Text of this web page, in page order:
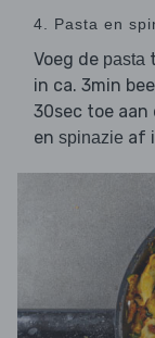
4. Pasta en
Voeg de pasta
in ca. 3min
30sec toe aan
en spinazie af